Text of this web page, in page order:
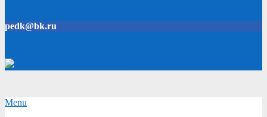
pedk@bk.ru
Secondary
Menu